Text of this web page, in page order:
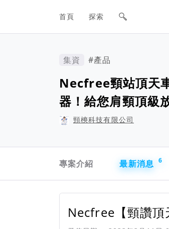
網站主要導航欄
首頁 探索
集資 #產品
Necfree頸站頂天
器！給您肩頸頂級
頸樉科技有限公司
專案介紹
最新消息 6
Necfree【頸讚頂